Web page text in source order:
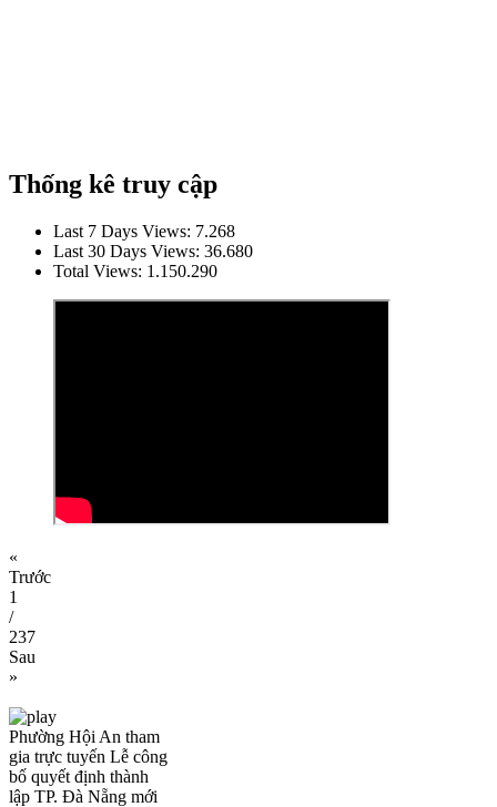
Thống kê truy cập
Last 7 Days Views: 7.268
Last 30 Days Views: 36.680
Total Views: 1.150.290
«
Trước
1
/
237
Sau
»
Phường Hội An tham
gia trực tuyến Lễ công
bố quyết định thành
lập TP. Đà Nẵng mới